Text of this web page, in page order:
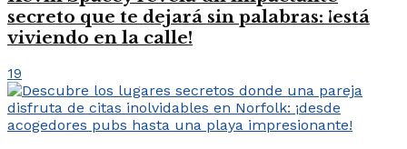
secreto que te dejará sin palabras: ¡está
viviendo en la calle!
19